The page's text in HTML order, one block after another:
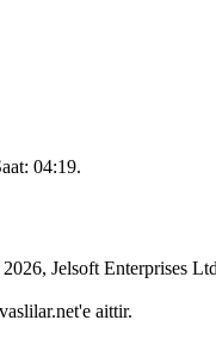
04:19.
Jelsoft Enterprises
aittir.